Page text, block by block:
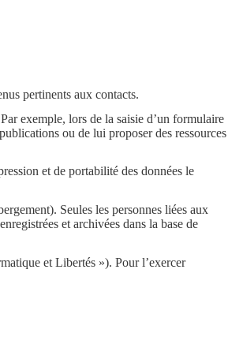
pertinents aux contacts.
exemple, lors de la saisie d’un formulaire
ou de lui proposer des ressources
et de portabilité des données le
Seules les personnes liées aux
et archivées dans la base de
et Libertés »). Pour l’exercer